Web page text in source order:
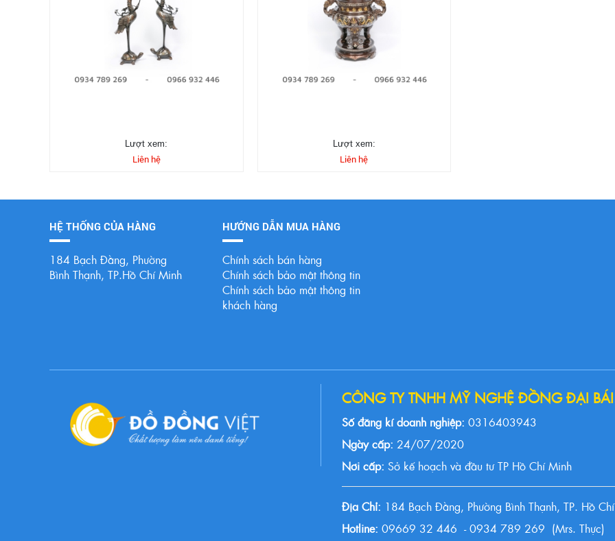
Lượt xem:
Liên hệ
Lượt xem:
Liên hệ
HỆ THỐNG CỦA HÀNG
184 Bạch Đằng, Phường
Bình Thạnh, TP.Hồ Chí Minh
HƯỚNG DẪN MUA HÀNG
Chính sách bán hàng
Chính sách bảo mật thông tin
Chính sách bảo mật thông tin
khách hàng
CÔNG TY TNHH MỸ NGHỆ ĐỒNG ĐẠI BÁI
Số đăng kí doanh nghiệp: 0316403943
Ngày cấp: 24/07/2020
Nơi cấp: Sở kế hoạch và đầu tư TP Hồ Chí Minh
Địa Chỉ: 184 Bạch Đằng, Phường Bình Thạnh, TP. Hồ
Hotline: 09669 32 446 - 0934 789 269 (Mrs. Thực)